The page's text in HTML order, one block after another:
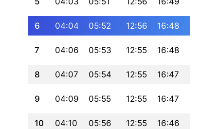
6 04:04 05:52 12:56 16:48
7 04:06 05:53 12:55 16:48
8 04:07 05:54 12:55 16:47
9 04:09 05:55 12:55 16:47
10 04:10 05:56 12:55 16:46